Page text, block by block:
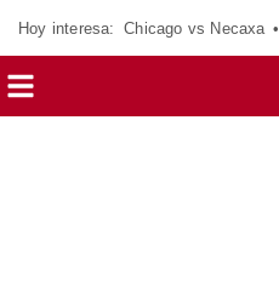
Hoy interesa: Chicago vs Necaxa